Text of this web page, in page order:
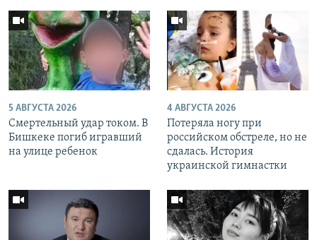
5 АВГУСТА 2026
Смертельный удар током. В
Бишкеке погиб игравший
на улице ребенок
4 АВГУСТА 2026
Потеряла ногу при
российском обстреле, но не
сдалась. История
украинской гимнастки